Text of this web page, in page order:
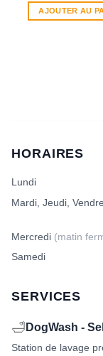
AJOUTER AU
HORAIRES
Lundi
Mardi, Jeudi,
Mercredi (matin
Samedi
SERVICES
🛁 DogWash -
Station de lavage